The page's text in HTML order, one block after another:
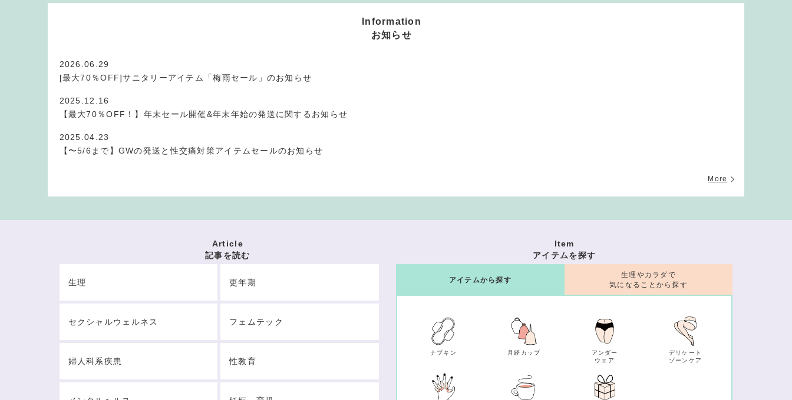
Information
お知らせ
2026.06.29
[最大70％OFF]サニタリーアイテム「梅雨セール」のお知らせ
2025.12.16
【最大70％OFF！】年末セール開催&年末年始の発送に関するお知らせ
2025.04.23
【〜5/6まで】GWの発送と性交痛対策アイテムセールのお知らせ
More
Article
記事を読む
生理 更年期
セクシャルウェルネス フェムテック
婦人科系疾患 性教育
Item
アイテムを探す
アイテムから探す
ナプキン 月経カップ
アンダー
ウェア
デリケート
ゾーンケア
生理やカラダで
気になることから探す